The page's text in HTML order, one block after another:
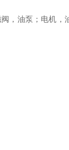
，油泵；电机，